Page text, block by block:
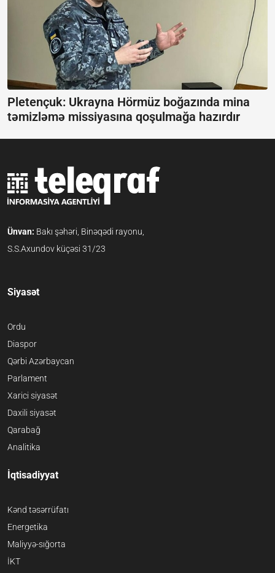
Pletençuk: Ukrayna Hörmüz boğazında mina
təmizləmə missiyasına qoşulmağa hazırdır
Ünvan: Bakı şəhəri, Binəqədi rayonu,
S.S.Axundov küçəsi 31/23
Siyasət
Ordu
Diaspor
Qərbi Azərbaycan
Parlament
Xarici siyasət
Daxili siyasət
Qarabağ
Analitika
İqtisadiyyat
Kənd təsərrüfatı
Energetika
Maliyyə-sığorta
İKT